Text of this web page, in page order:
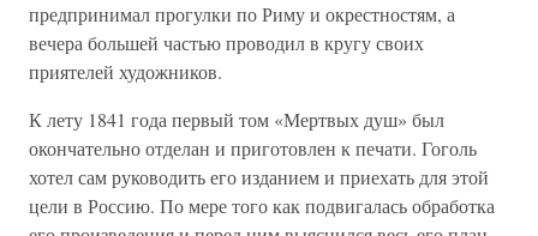
предпринимал прогулки по Риму и окрестностям, а
вечера большей частью проводил в кругу своих
приятелей художников.
К лету 1841 года первый том «Мертвых душ» был
окончательно отделан и приготовлен к печати. Гоголь
хотел сам руководить его изданием и приехать для этой
цели в Россию. По мере того как подвигалась обработка